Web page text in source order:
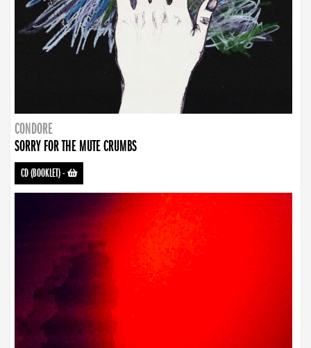
CONDORE
SORRY FOR THE MUTE CRUMBS
CD (BOOKLET)-